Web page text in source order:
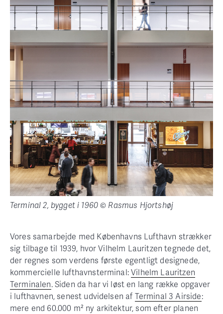
Terminal 2, bygget i 1960 © Rasmus Hjortshøj
Vores samarbejde med Københavns Lufthavn strækker
sig tilbage til 1939, hvor Vilhelm Lauritzen tegnede det,
der regnes som verdens første egentligt designede,
kommercielle lufthavnsterminal:Vilhelm Lauritzen
Terminalen. Siden da har vi løst en lang række opgaver
i lufthavnen, senest udvidelsen af Terminal 3 Airside:
mere end 60.000 m² ny arkitektur, som efter planen